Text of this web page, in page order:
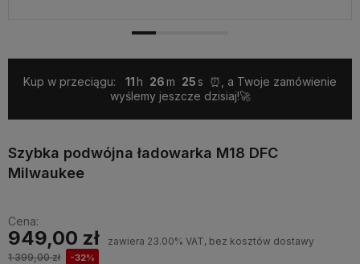
Kup w przeciągu: 11 26 24
⏰, a Twoje zamówienie
wyślemy jeszcze dzisiaj!🚀
Szybka podwójna ładowarka M18 DFC
Milwaukee
Cena:
949,00 zł
zawiera 23.00% VAT, bez kosztów dostawy
1 399,00 zł
-32%